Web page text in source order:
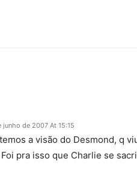
junho de 2007 At 15:15
a visão do Desmond, q
pra isso que Charlie se